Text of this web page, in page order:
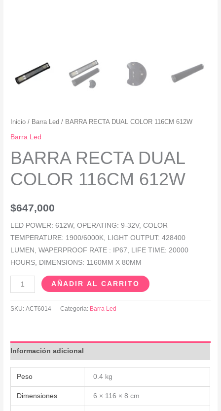
Inicio / Barra Led / BARRA RECTA DUAL COLOR 116CM 612W
Barra Led
BARRA RECTA DUAL
COLOR 116CM 612W
$647,000
LED POWER: 612W, OPERATING: 9-32V, COLOR
TEMPERATURE: 1900/6000K, LIGHT OUTPUT: 428400
LUMEN, WAPERPROOF RATE : IP67, LIFE TIME: 20000
HOURS, DIMENSIONS: 1160MM X 80MM
AÑADIR AL CARRITO
SKU:ACT6014 Categoría: Barra Led
Información adicional
Peso 0.4 kg
Dimensiones 6 × 116 × 8 cm